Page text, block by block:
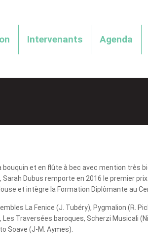
Intervenants Agenda
bouquin et en flûte à bec avec mention très
Dubus remporte en 2016 le premier
et intègre la Formation Diplômante au
La Fenice (J. Tubéry), Pygmalion (R.
Traversées baroques, Scherzi Musicali
Soave (J-M. Aymes).